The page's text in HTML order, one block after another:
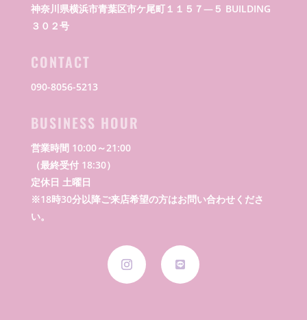
神奈川県横浜市青葉区市ケ尾町１１５７―５ BUILDING
３０２号
CONTACT
090-8056-5213
BUSINESS HOUR
営業時間 10:00～21:00
（最終受付 18:30）
定休日 土曜日
※18時30分以降ご来店希望の方はお問い合わせくださ
い。